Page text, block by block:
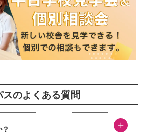
のよくある質問